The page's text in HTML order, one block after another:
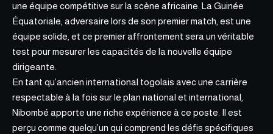
une équipe compétitive sur la scène africaine. La Guinée
Équatoriale, adversaire lors de son premier match, est une
équipe solide, et ce premier affrontement sera un véritable
test pour mesurer les capacités de la nouvelle équipe
dirigeante.
En tant qu’ancien international togolais avec une carrière
respectable à la fois sur le plan national et international,
Nibombé apporte une riche expérience à ce poste. Il est
perçu comme quelqu’un qui comprend les défis spécifiques